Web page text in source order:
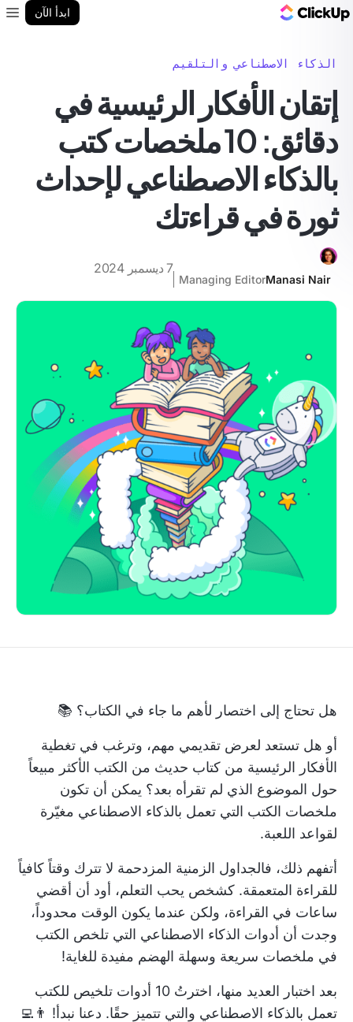
ابدأ الآن
الذكاء الاصطناعي والتلقيم
إتقان الأفكار الرئيسية في
دقائق: 10 ملخصات كتب
بالذكاء الاصطناعي لإحداث
ثورة في قراءتك
Manasi Nair
Managing Editor
7 ديسمبر 2024
هل تحتاج إلى اختصار لأهم ما جاء في الكتاب؟ 📚
أو هل تستعد لعرض تقديمي مهم، وترغب في تغطية
الأفكار الرئيسية من كتاب حديث من الكتب الأكثر مبيعاً
حول الموضوع الذي لم تقرأه بعد؟ يمكن أن تكون
ملخصات الكتب التي تعمل بالذكاء الاصطناعي مغيّرة
لقواعد اللعبة.
أتفهم ذلك، فالجداول الزمنية المزدحمة لا تترك وقتاً كافياً
للقراءة المتعمقة. كشخص يحب التعلم، أود أن أقضي
ساعات في القراءة، ولكن عندما يكون الوقت محدوداً،
وجدت أن أدوات الذكاء الاصطناعي التي تلخص الكتب
في ملخصات سريعة وسهلة الهضم مفيدة للغاية!
بعد اختبار العديد منها، اخترتُ 10 أدوات تلخيص للكتب
تعمل بالذكاء الاصطناعي والتي تتميز حقًا. دعنا نبدأ! 👨‍💻